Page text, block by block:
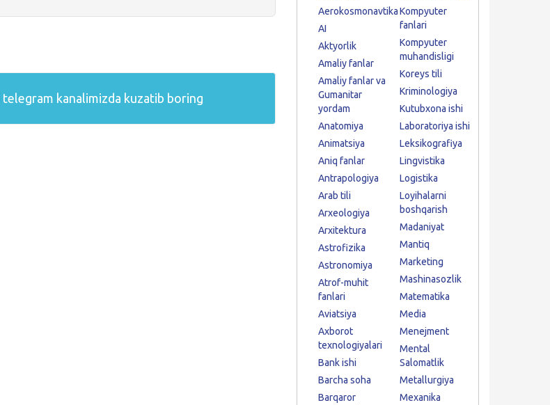
telegram kanalimizda kuzatib boring
Aerokosmonavtika
AI
Aktyorlik
Amaliy fanlar
Amaliy fanlar va
Gumanitar
yordam
Anatomiya
Animatsiya
Aniq fanlar
Antrapologiya
Arab tili
Arxeologiya
Arxitektura
Astrofizika
Astronomiya
Atrof-muhit
fanlari
Aviatsiya
Axborot
texnologiyalari
Bank ishi
Barcha soha
Barqaror
Kompyuter
fanlari
Kompyuter
muhandisligi
Koreys tili
Kriminologiya
Kutubxona ishi
Laboratoriya ishi
Leksikografiya
Lingvistika
Logistika
Loyihalarni
boshqarish
Madaniyat
Mantiq
Marketing
Mashinasozlik
Matematika
Media
Menejment
Mental
Salomatlik
Metallurgiya
Mexanika